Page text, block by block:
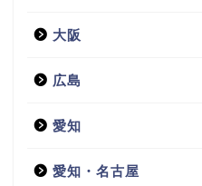
大阪
広島
愛知
愛知・名古屋